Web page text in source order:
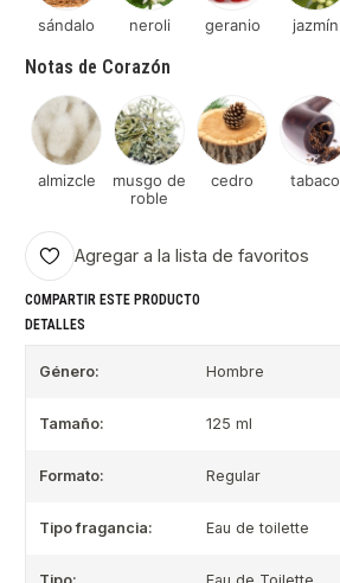
sándalo neroli geranio jazmín
Notas de Corazón
almizcle
musgo de
roble
cedro tabaco
Agregar a la lista de favoritos
COMPARTIR ESTE PRODUCTO
DETALLES
Género: Hombre
Tamaño: 125 ml
Formato: Regular
Tipo fragancia: Eau de toilette